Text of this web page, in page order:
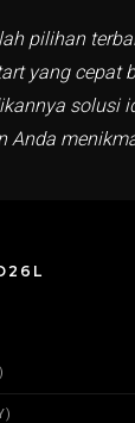
pilihan
yang cepat
solusi
Anda